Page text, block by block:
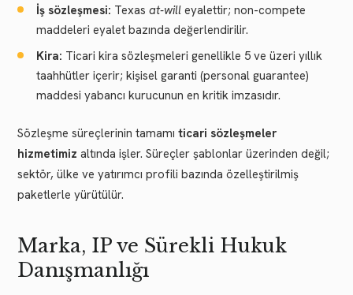
İş sözleşmesi: Texas at-will eyalettir; non-compete
maddeleri eyalet bazında değerlendirilir.
Kira: Ticari kira sözleşmeleri genellikle 5 ve üzeri yıllık
taahhütler içerir; kişisel garanti (personal guarantee)
maddesi yabancı kurucunun en kritik imzasıdır.
Sözleşme süreçlerinin tamamı ticari sözleşmeler
hizmetimiz altında işler. Süreçler şablonlar üzerinden değil;
sektör, ülke ve yatırımcı profili bazında özelleştirilmiş
paketlerle yürütülür.
Marka, IP ve Sürekli Hukuk
Danışmanlığı